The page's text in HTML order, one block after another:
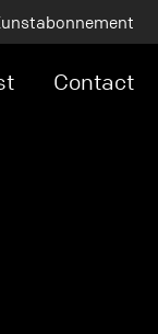
Contact